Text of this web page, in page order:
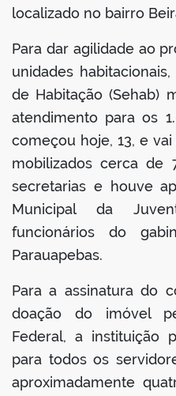
localizado no bairro
Para dar agilidade ao
unidades
de Habitação (Sehab)
atendimento para os
começou hoje, 13, e
mobilizados cerca de
secretarias e houve
Municipal da
funcionários do
Parauapebas.
Para a assinatura do
doação do imóvel
Federal, a instituição
para todos os
aproximadamente